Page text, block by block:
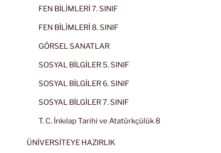
FEN BİLİMLERİ 7. SINIF
FEN BİLİMLERİ 8. SINIF
GÖRSEL SANATLAR
SOSYAL BİLGİLER 5. SINIF
SOSYAL BİLGİLER 6. SINIF
SOSYAL BİLGİLER 7. SINIF
T. C. İnkılap Tarihi ve Atatürkçülük 8
ÜNİVERSİTEYE HAZIRLIK